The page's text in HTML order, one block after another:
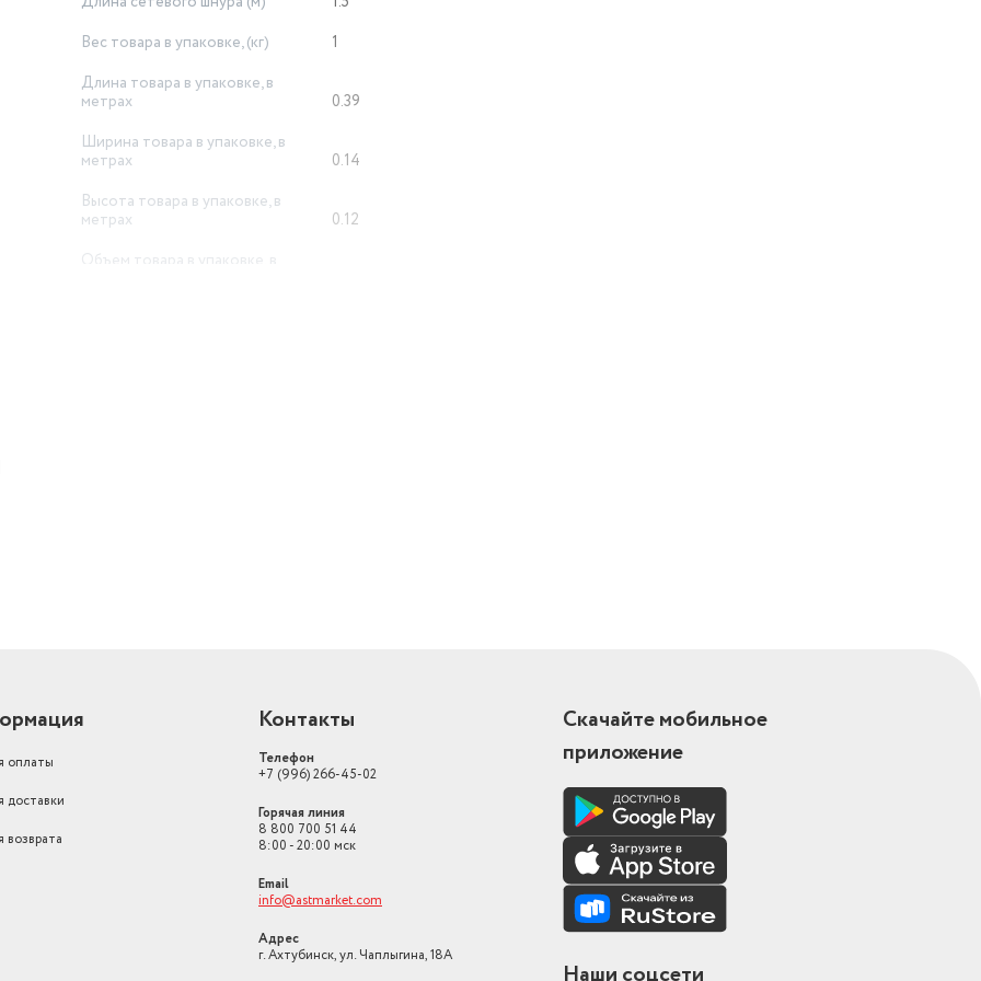
Вес товара в упаковке, (кг)
1
Длина товара в упаковке, в
метрах
0.39
Ширина товара в упаковке, в
метрах
0.14
Высота товара в упаковке, в
метрах
0.12
Объем товара в упаковке, в
оплаты
доставки
возврата
Контакты
Телефон
+7 (996) 266-45-02
Горячая линия
8 800 700 51 44
8:00 - 20:00 мск
Email
info@astmarket.com
Адрес
г. Ахтубинск, ул. Чаплыгина, 18А
Скачайте мобильное
приложение